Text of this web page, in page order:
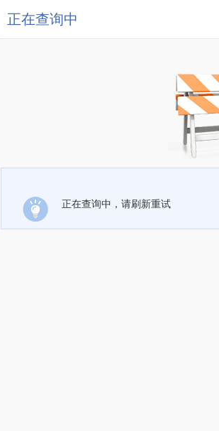
正在查询中
正在查询中，请刷新重试